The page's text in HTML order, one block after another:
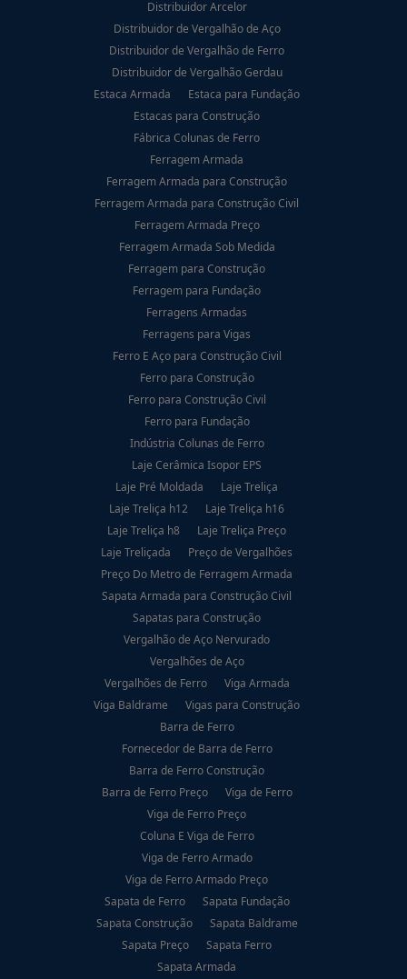
Distribuidor Arcelor
Distribuidor de Vergalhão de Aço
Distribuidor de Vergalhão de Ferro
Distribuidor de Vergalhão Gerdau
Estaca Armada
Estaca para Fundação
Estacas para Construção
Fábrica Colunas de Ferro
Ferragem Armada
Ferragem Armada para Construção
Ferragem Armada para Construção Civil
Ferragem Armada Preço
Ferragem Armada Sob Medida
Ferragem para Construção
Ferragem para Fundação
Ferragens Armadas
Ferragens para Vigas
Ferro E Aço para Construção Civil
Ferro para Construção
Ferro para Construção Civil
Ferro para Fundação
Indústria Colunas de Ferro
Laje Cerâmica Isopor EPS
Laje Pré Moldada
Laje Treliça
Laje Treliça h12
Laje Treliça h16
Laje Treliça h8
Laje Treliça Preço
Laje Treliçada
Preço de Vergalhões
Preço Do Metro de Ferragem Armada
Sapata Armada para Construção Civil
Sapatas para Construção
Vergalhão de Aço Nervurado
Vergalhões de Aço
Vergalhões de Ferro
Viga Armada
Viga Baldrame
Vigas para Construção
Barra de Ferro
Fornecedor de Barra de Ferro
Barra de Ferro Construção
Barra de Ferro Preço
Viga de Ferro
Viga de Ferro Preço
Coluna E Viga de Ferro
Viga de Ferro Armado
Viga de Ferro Armado Preço
Sapata de Ferro
Sapata Fundação
Sapata Construção
Sapata Baldrame
Sapata Preço
Sapata Ferro
Sapata Armada